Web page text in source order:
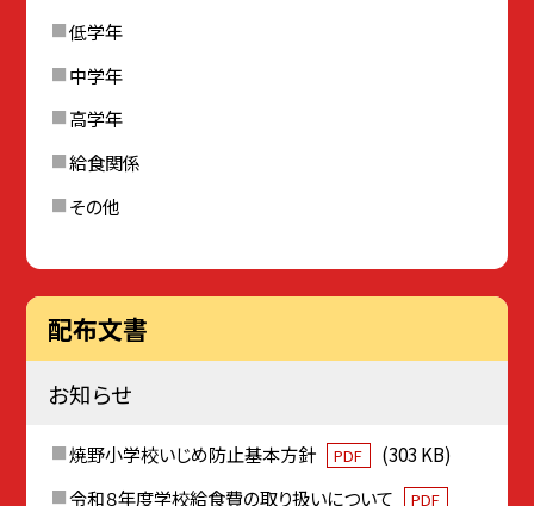
低学年
中学年
高学年
給食関係
その他
配布文書
お知らせ
焼野小学校いじめ防止基本方針 PDF
(303 KB)
令和８年度学校給食費の取り扱いについて
PDF